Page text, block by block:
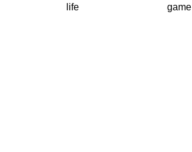
life game